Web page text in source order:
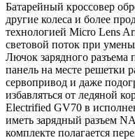
Батарейный кроссовер
другие колеса и более
технологией Micro Lens
световой поток при
Лючок зарядного разъема
панель на месте решетки
сервопривод и даже
избавляться от ледяной
Electrified GV70 в
иметь зарядный разъем
комплекте полагается